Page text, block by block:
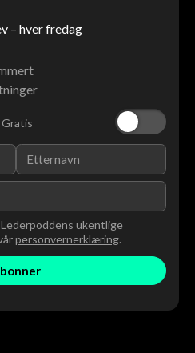
– hver fredag
ukentlige
personvernerklæring.